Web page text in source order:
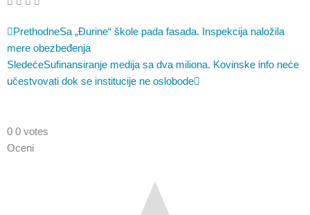
Prev
PrethodneSa „Đurine“ škole pada fasada. Inspekcija naložila
mere obezbeđenja
SledećeSufinansiranje medija sa dva miliona. Kovinske info neće
učestvovati dok se institucije ne oslobode
Sledeća
0 0 votes
Oceni